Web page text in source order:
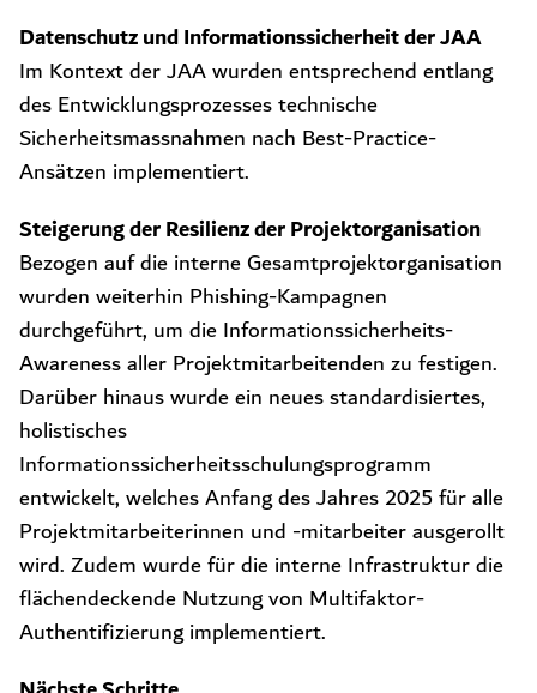
Datenschutz und Informationssicherheit der JAA
Im Kontext der JAA wurden entsprechend entlang
des Entwicklungsprozesses technische
Sicherheitsmassnahmen nach Best-Practice-
Ansätzen implementiert.
Steigerung der Resilienz der Projektorganisation
Bezogen auf die interne Gesamtprojektorganisation
wurden weiterhin Phishing-Kampagnen
durchgeführt, um die Informationssicherheits-
Awareness aller Projektmitarbeitenden zu festigen.
Darüber hinaus wurde ein neues standardisiertes,
holistisches
Informationssicherheitsschulungsprogramm
entwickelt, welches Anfang des Jahres 2025 für alle
Projektmitarbeiterinnen und -mitarbeiter ausgerollt
wird. Zudem wurde für die interne Infrastruktur die
flächendeckende Nutzung von Multifaktor-
Authentifizierung implementiert.